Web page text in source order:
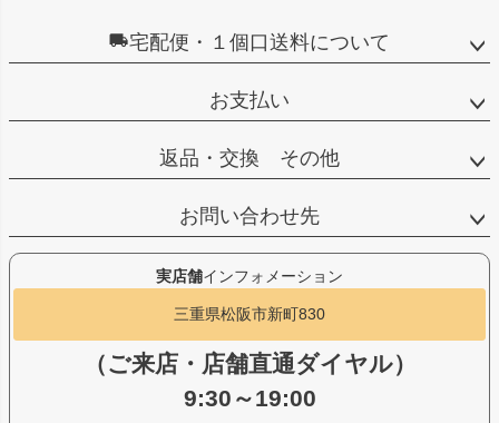
宅配便・１個口送料について
お支払い
返品・交換 その他
お問い合わせ先
実店舗インフォメーション
三重県松阪市新町830
（ご来店・店舗直通ダイヤル）
9:30～19:00